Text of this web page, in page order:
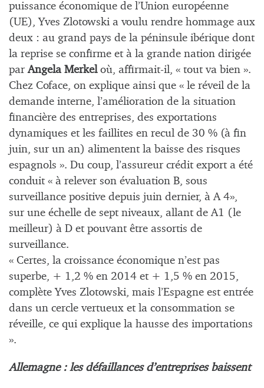
puissance économique de l’Union européenne
(UE), Yves Zlotowski a voulu rendre hommage aux
deux : au grand pays de la péninsule ibérique dont
la reprise se confirme et à la grande nation dirigée
parAngela Merkeloù, affirmait-il, « tout va bien ».
Chez Coface, on explique ainsi que « le réveil de la
demande interne, l’amélioration de la situation
financière des entreprises, des exportations
dynamiques et les faillites en recul de 30 % (à fin
juin, sur un an) alimentent la baisse des risques
espagnols ». Du coup, l’assureur crédit export a été
conduit « à relever son évaluation B, sous
surveillance positive depuis juin dernier, à A 4»,
sur une échelle de sept niveaux, allant de A1 (le
meilleur) à D et pouvant être assortis de
surveillance.
« Certes, la croissance économique n’est pas
superbe, + 1,2 % en 2014 et + 1,5 % en 2015,
complète Yves Zlotowski, mais l’Espagne est entrée
dans un cercle vertueux et la consommation se
réveille, ce qui explique la hausse des importations
».
Allemagne : les défaillances d’entreprises baissent